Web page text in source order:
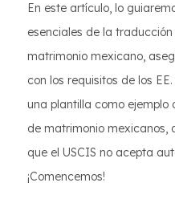
En este artículo, lo
esenciales de la
matrimonio mexicano,
con los requisitos de los
una plantilla como
de matrimonio mexicanos,
que el USCIS no acepta
¡Comencemos!